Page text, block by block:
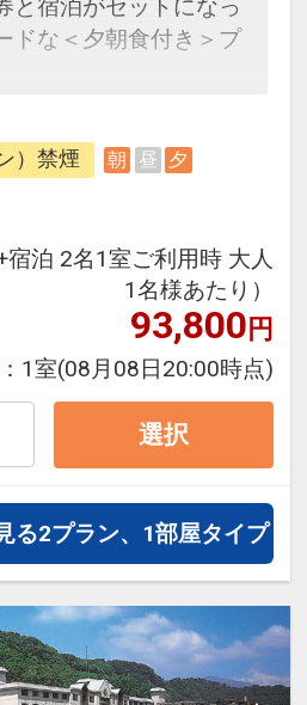
と宿泊がセットになっ
ドな＜夕朝食付き＞プ
ミックパッケージだか
在はもちろん周遊旅行
1泊だけの宿泊や延
ども自由自在です。
安心のJAL（または
）確約！フライトマイ
ます。
ンなどの追加（同時予
プランもございます。
として3～5歳の添い寝
地払い)
）禁煙 朝 昼 夕
宿泊 2名1室ご利用時 大人
1名様あたり）
93,800円
1室(08月08日20:00時点)
選択
る2プラン、1部屋タイプ